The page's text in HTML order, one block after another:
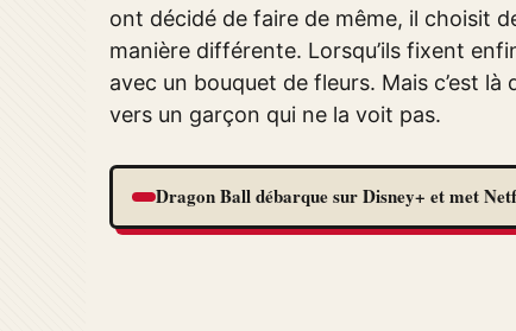
ont décidé de faire de même, il choisit
manière différente. Lorsqu’ils fixent
avec un bouquet de fleurs. Mais c’est
vers un garçon qui ne la voit pas.
Dragon Ball débarque sur Disney+ et met